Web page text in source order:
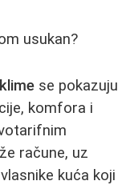
usukan?
se pokazuju
komfora i
račune, uz
kuća koji